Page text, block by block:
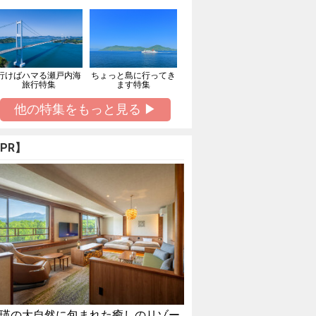
けばハマる瀬戸内海
旅行特集
ちょっと島に行ってき
ます特集
他の特集をもっと見る ▶
】